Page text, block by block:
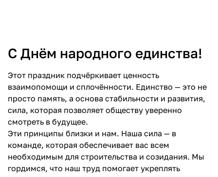
С Днём народного единства!
Этот праздник подчёркивает ценность
взаимопомощи и сплочённости. Единство — это не
просто память, а основа стабильности и развития,
сила, которая позволяет обществу уверенно
смотреть в будущее.
Эти принципы близки и нам. Наша сила — в
команде, которая обеспечивает вас всем
необходимым для строительства и созидания. Мы
гордимся, что наш труд помогает укреплять
выбранный способом
Оставшиеся 75% будут
списываться
с вашей карты
по
каждые 2 недели
Подробнее
об оплате Плайтом